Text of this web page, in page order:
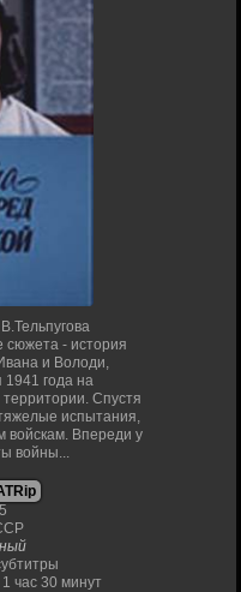
- история
и Володи,
года на
Спустя
испытания,
войскам. Впереди у
войны...
1 час 30 минут